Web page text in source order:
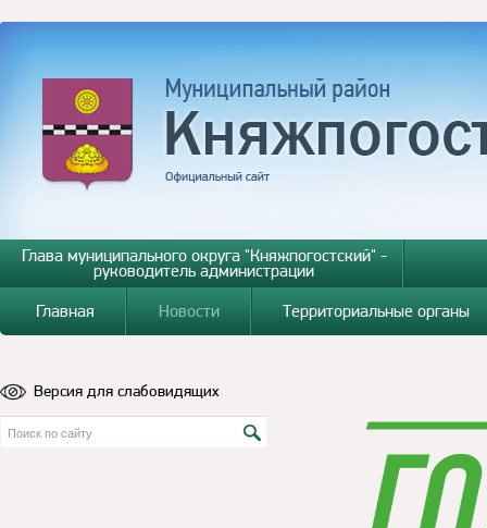
Глава муниципального округа "Княжпогостский" -
руководитель администрации
Главная
Новости Территориальные органы
Версия для слабовидящих